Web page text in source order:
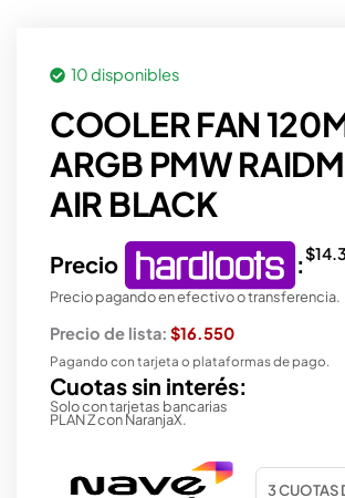
10 disponibles
COOLER FAN
ARGB PMW
AIR BLACK
Precio :$
Precio pagando en efectivo o transferencia.
Precio de lista: $16.550
Pagando con tarjeta o plataformas de pago.
Cuotas sin interés:
Solo con tarjetas bancarias
PLAN Z con NaranjaX.